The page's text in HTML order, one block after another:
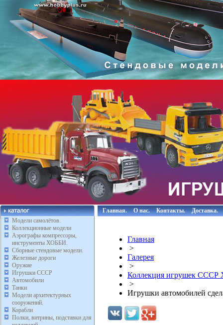
Модели самолётов.
Коллекционные модели
Аэрографы компрессоры,
инструменты ХОББИ.
Сборные стендовые модели.
Железные дороги
Оружие
Игрушки СССР
Автомобили
Танки
Модели архитектурных
сооружений.
Корабли
Полки, витрины, подставки для
Главная. О нас. Контакты. Доставка.
Главная
>
Галерея
>
Коллекция игрушек
>
Игрушки автомобилей